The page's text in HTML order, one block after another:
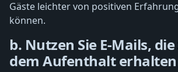
Gäste leichter von positiven
können.
b. Nutzen Sie E-Mails,
dem Aufenthalt